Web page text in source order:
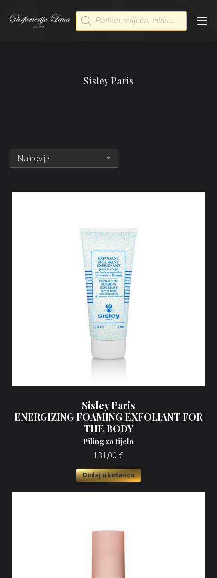
Products
search
Sisley Paris
Sisley Paris
ENERGIZING FOAMING EXFOLIANT FOR
THE BODY
Piling za tijelo
131,00 €
Dodaj u košaricu